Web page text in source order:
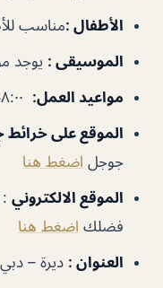
الأطفال :مناسب
الموسيقى : يوجد
مواعيد العمل:
الموقع على
جوجل اضغط هنا
الموقع الالكتروني :
فضلك اضغط هنا
العنوان : ديرة – دبي